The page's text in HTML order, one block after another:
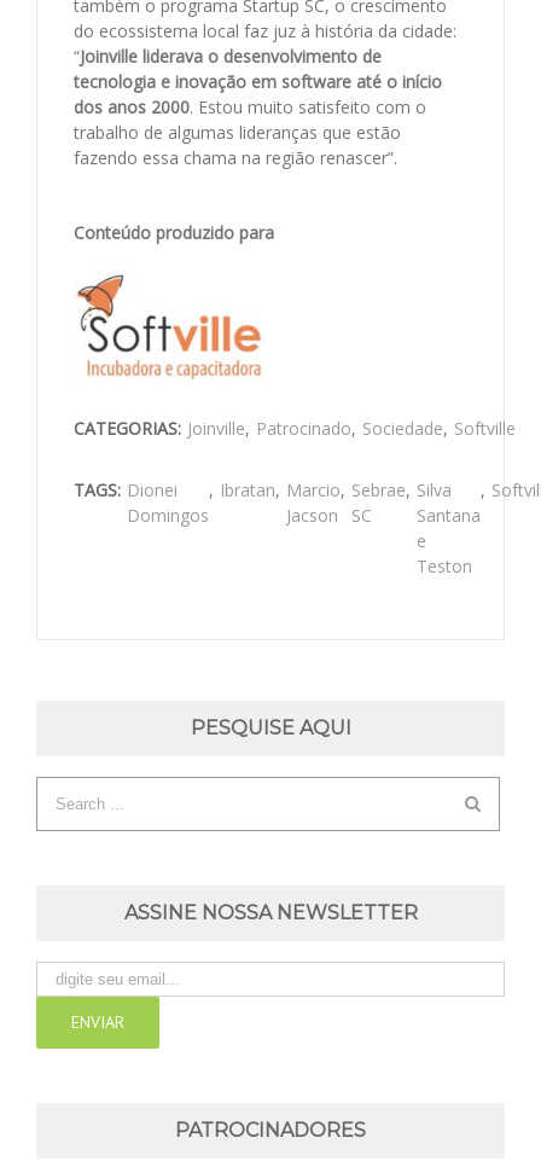
também o programa Startup SC, o crescimento
do ecossistema local faz juz à história da cidade:
“Joinville liderava o desenvolvimento de
tecnologia e inovação em software até o início
dos anos 2000. Estou muito satisfeito com o
trabalho de algumas lideranças que estão
fazendo essa chama na região renascer”.
Conteúdo produzido para
CATEGORIAS: Joinville, Patrocinado, Sociedade, Softville
TAGS: Dionei
Domingos
, Ibratan, Marcio
Jacson
, Sebrae
SC
, Silva
Santana
e
Teston
,
PESQUISE AQUI
ASSINE NOSSA NEWSLETTER
PATROCINADORES